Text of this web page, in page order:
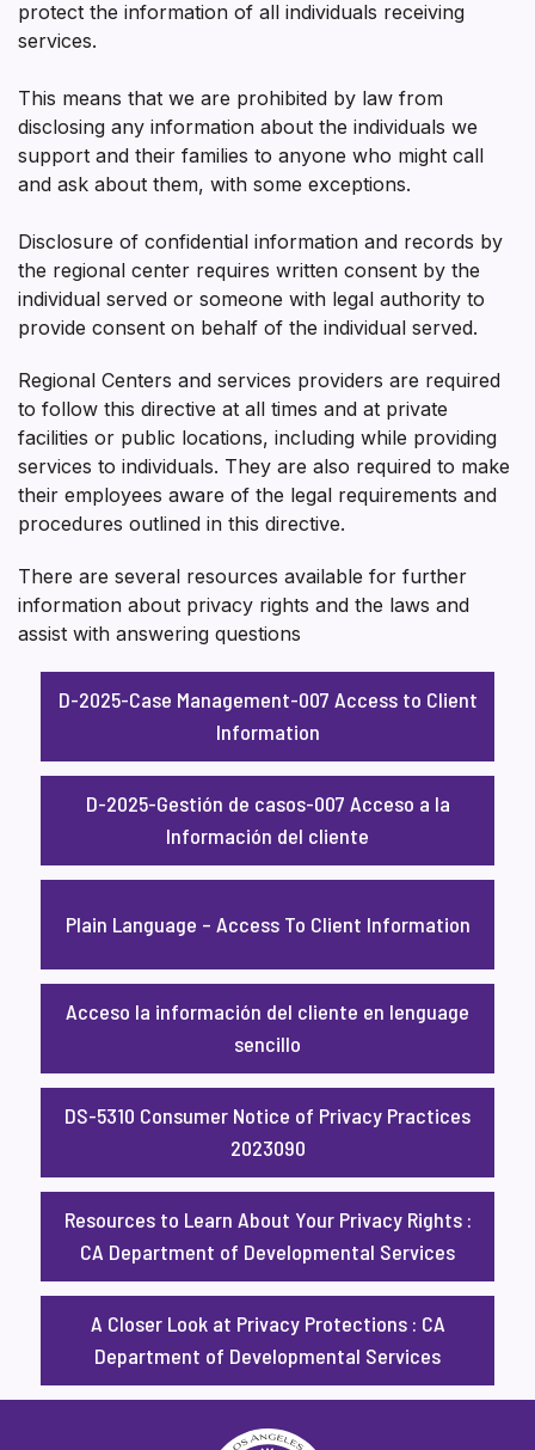
protect the information of all individuals receiving
services.
This means that we are prohibited by law from
disclosing any information about the individuals we
support and their families to anyone who might call
and ask about them, with some exceptions.
Disclosure of confidential information and records by
the regional center requires written consent by the
individual served or someone with legal authority to
provide consent on behalf of the individual served.
Regional Centers and services providers are required
to follow this directive at all times and at private
facilities or public locations, including while providing
services to individuals. They are also required to make
their employees aware of the legal requirements and
procedures outlined in this directive.
There are several resources available for further
information about privacy rights and the laws and
assist with answering questions
D-2025-Case Management-007 Access to Client
Information
D-2025-Gestión de casos-007 Acceso a la
Información del cliente
Plain Language – Access To Client Information
Acceso la información del cliente en lenguage
sencillo
DS-5310 Consumer Notice of Privacy Practices
2023090
Resources to Learn About Your Privacy Rights :
CA Department of Developmental Services
A Closer Look at Privacy Protections : CA
Department of Developmental Services